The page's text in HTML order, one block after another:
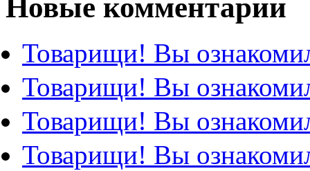
Новые комментарии
Товарищи! Вы
Товарищи! Вы
Товарищи! Вы
Товарищи! Вы